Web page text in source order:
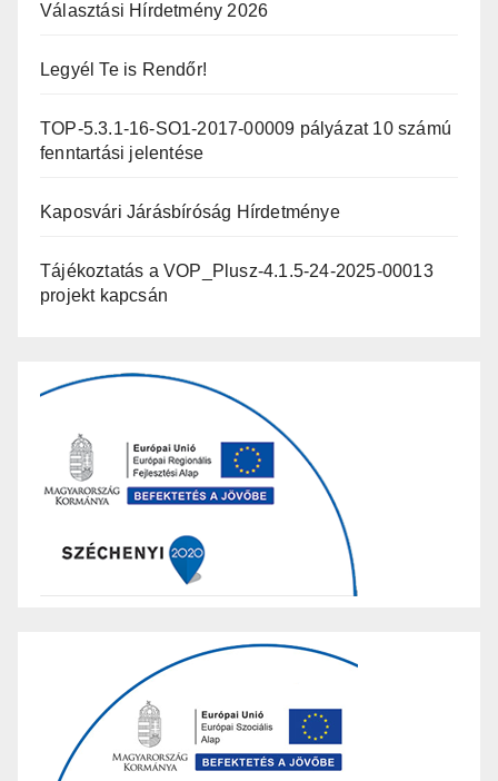
Választási Hírdetmény 2026
Legyél Te is Rendőr!
TOP-5.3.1-16-SO1-2017-00009 pályázat 10 számú
fenntartási jelentése
Kaposvári Járásbíróság Hírdetménye
Tájékoztatás a VOP_Plusz-4.1.5-24-2025-00013
projekt kapcsán